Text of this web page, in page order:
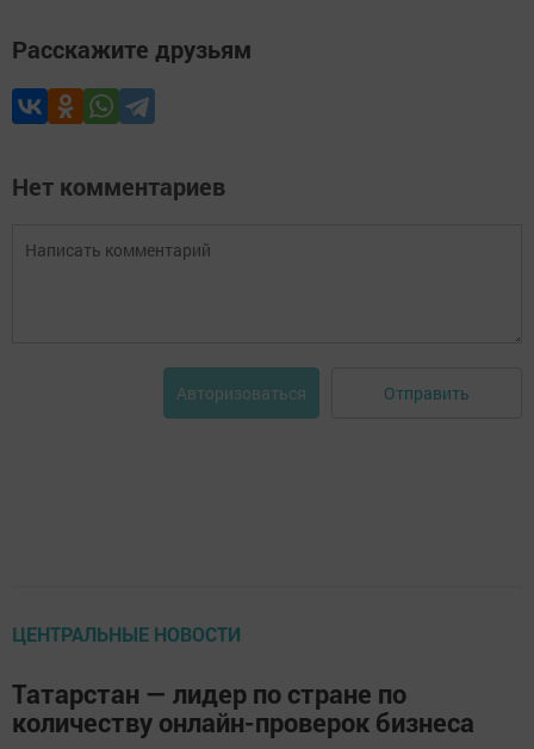
Расскажите друзьям
Нет комментариев
Авторизоваться Отправить
ЦЕНТРАЛЬНЫЕ НОВОСТИ
Татарстан — лидер по стране по
количеству онлайн-проверок бизнеса